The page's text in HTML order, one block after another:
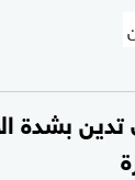
بشدة